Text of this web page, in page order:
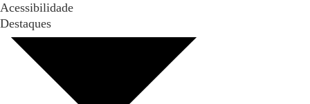
Acessibilidade
Destaques